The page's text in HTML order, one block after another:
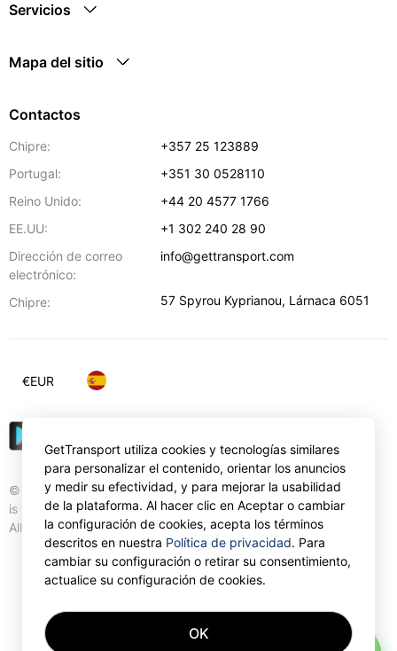
Servicios
Mapa del sitio
Contactos
Chipre:
+357 25 123889
Portugal:
+351 30 0528110
Reino Unido:
+44 20 4577 1766
EE.UU:
+1 302 240 28 90
Dirección de correo
electrónico:
info@gettransport.com
Chipre: 57 Spyrou Kyprianou, Lárnaca 6051
© Gettransport International Limited. GetTransport®
is trademark of Gettransport International Limited.
All rights reserved.
€EUR
GetTransport utiliza cookies y tecnologías similares
para personalizar el contenido, orientar los anuncios
y medir su efectividad, y para mejorar la usabilidad
de la plataforma. Al hacer clic en Aceptar o cambiar
la configuración de cookies, acepta los términos
descritos en nuestra Política de privacidad. Para
cambiar su configuración o retirar su consentimiento,
actualice su configuración de cookies.
OK